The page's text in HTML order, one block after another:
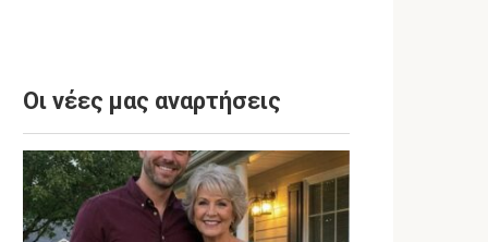
Οι νέες μας αναρτήσεις